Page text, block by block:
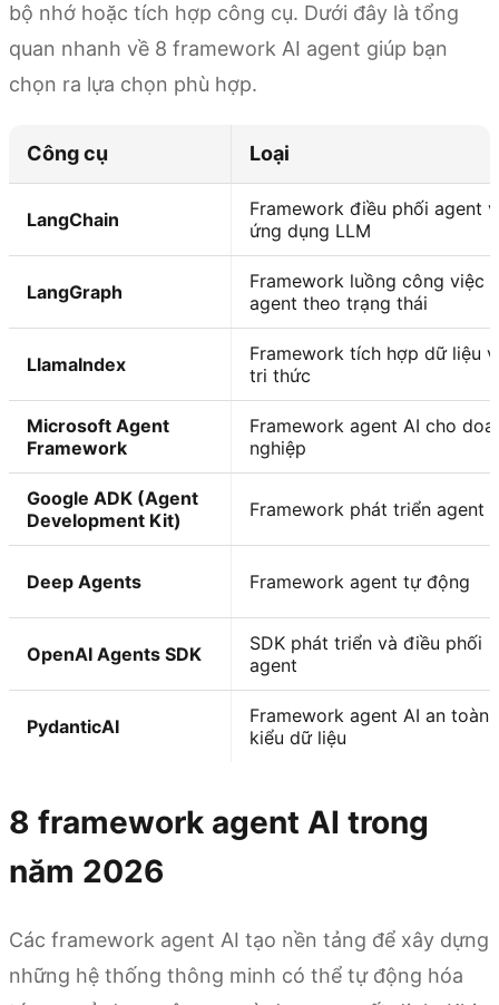
bộ nhớ hoặc tích hợp công cụ. Dưới đây là tổng
quan nhanh về 8 framework AI agent giúp bạn
chọn ra lựa chọn phù hợp.
Công cụ Loại
LangChain
Framework điều phối agent
ứng dụng LLM
LangGraph
Framework luồng công việc
agent theo trạng thái
LlamaIndex
Framework tích hợp dữ liệu
tri thức
Microsoft Agent
Framework
Framework agent AI cho
nghiệp
Google ADK (Agent
Development Kit)
Framework phát triển agent
Deep Agents Framework agent tự động
OpenAI Agents SDK
SDK phát triển và điều phối
agent
PydanticAI
Framework agent AI an toàn
kiểu dữ liệu
8 framework agent AI trong
năm 2026
Các framework agent AI tạo nền tảng để xây dựng
những hệ thống thông minh có thể tự động hóa